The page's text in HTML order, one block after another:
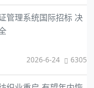
管理系统国际招标 决
2026-6-24 6305